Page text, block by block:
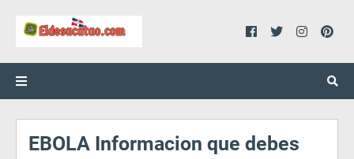
EBOLA Informacion que debes